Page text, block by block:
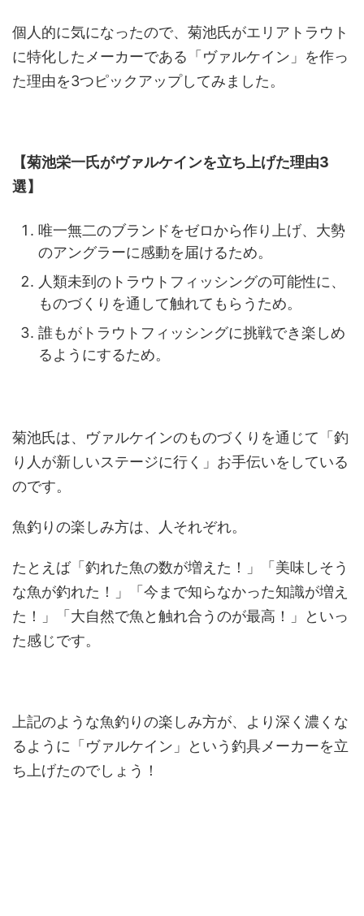
個人的に気になったので、菊池氏がエリアトラウト
に特化したメーカーである「ヴァルケイン」を作っ
た理由を3つピックアップしてみました。
【菊池栄一氏がヴァルケインを立ち上げた理由3
選】
唯一無二のブランドをゼロから作り上げ、大勢
のアングラーに感動を届けるため。
人類未到のトラウトフィッシングの可能性に、
ものづくりを通して触れてもらうため。
誰もがトラウトフィッシングに挑戦でき楽しめ
るようにするため。
菊池氏は、ヴァルケインのものづくりを通じて「釣
り人が新しいステージに行く」お手伝いをしている
のです。
魚釣りの楽しみ方は、人それぞれ。
たとえば「釣れた魚の数が増えた！」「美味しそう
な魚が釣れた！」「今まで知らなかった知識が増え
た！」「大自然で魚と触れ合うのが最高！」といっ
た感じです。
上記のような魚釣りの楽しみ方が、より深く濃くな
るように「ヴァルケイン」という釣具メーカーを立
ち上げたのでしょう！